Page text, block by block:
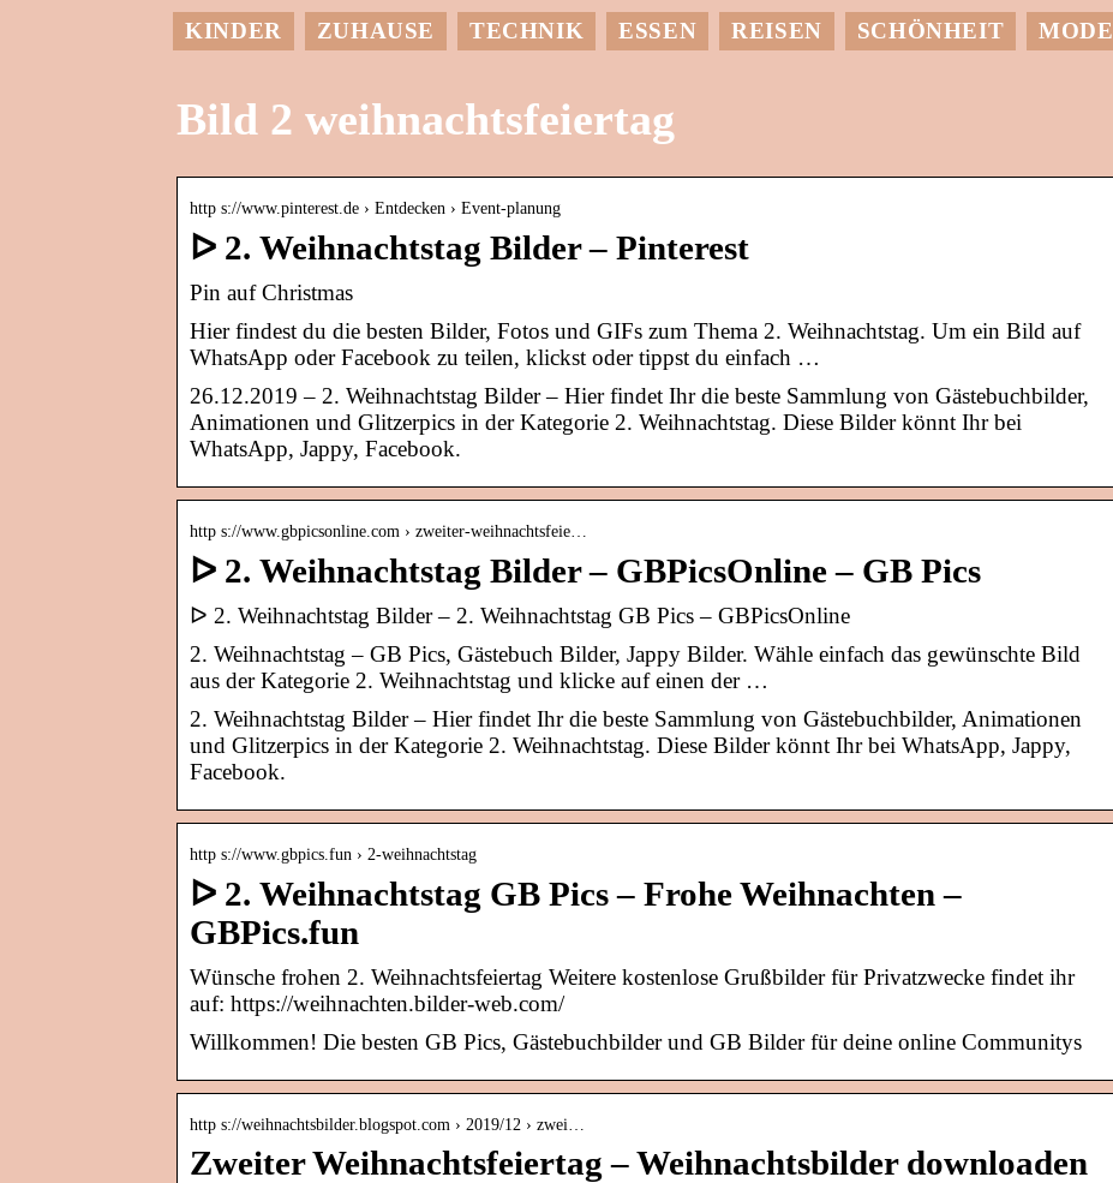
KINDER ZUHAUSE TECHNIK ESSEN REISEN SCHÖNHEIT MODE
Bild 2 weihnachtsfeiertag
http s://www.pinterest.de › Entdecken › Event-planung
ᐅ 2. Weihnachtstag Bilder – Pinterest
Pin auf Christmas
Hier findest du die besten Bilder, Fotos und GIFs zum Thema 2. Weihnachtstag. Um ein Bild auf
WhatsApp oder Facebook zu teilen, klickst oder tippst du einfach …
26.12.2019 – 2. Weihnachtstag Bilder – Hier findet Ihr die beste Sammlung von Gästebuchbilder,
Animationen und Glitzerpics in der Kategorie 2. Weihnachtstag. Diese Bilder könnt Ihr bei
WhatsApp, Jappy, Facebook.
http s://www.gbpicsonline.com › zweiter-weihnachtsfeie…
ᐅ 2. Weihnachtstag Bilder – GBPicsOnline – GB Pics
ᐅ 2. Weihnachtstag Bilder – 2. Weihnachtstag GB Pics – GBPicsOnline
2. Weihnachtstag – GB Pics, Gästebuch Bilder, Jappy Bilder. Wähle einfach das gewünschte Bild
aus der Kategorie 2. Weihnachtstag und klicke auf einen der …
2. Weihnachtstag Bilder – Hier findet Ihr die beste Sammlung von Gästebuchbilder, Animationen
und Glitzerpics in der Kategorie 2. Weihnachtstag. Diese Bilder könnt Ihr bei WhatsApp, Jappy,
Facebook.
http s://www.gbpics.fun › 2-weihnachtstag
ᐅ 2. Weihnachtstag GB Pics – Frohe Weihnachten –
GBPics.fun
Wünsche frohen 2. Weihnachtsfeiertag Weitere kostenlose Grußbilder für Privatzwecke findet ihr
auf: https://weihnachten.bilder-web.com/
Willkommen! Die besten GB Pics, Gästebuchbilder und GB Bilder für deine online Communitys
http s://weihnachtsbilder.blogspot.com › 2019/12 › zwei…
Zweiter Weihnachtsfeiertag – Weihnachtsbilder downloaden